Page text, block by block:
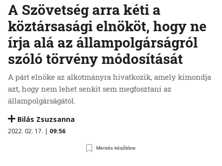
A Szövetség arra kéti a
köztársasági elnököt, hogy ne
írja alá az állampolgárságról
szóló törvény módosítását
A párt elnöke az alkotmányra hivatkozik, amely kimondja
azt, hogy nem lehet senkit sem megfosztani az
állampolgárságától.
Bilás Zsuzsanna
2022. 02. 17. | 09:56
Mentés későbbre